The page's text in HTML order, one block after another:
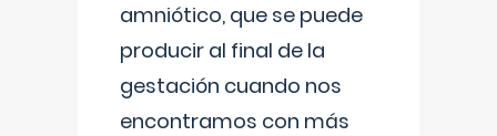
amniótico, que se puede
producir al final de la
gestación cuando nos
encontramos con más